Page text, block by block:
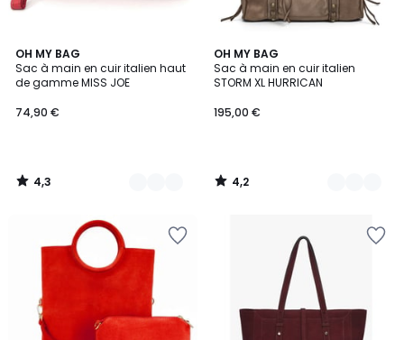
OH MY BAG
Sac à main en cuir italien haut
de gamme MISS JOE
74,90 €
4,3
/ 5
15
Couleurs
4,3
/
OH MY BAG
Sac à main en cuir italien
STORM XL HURRICAN
195,00 €
4,2
/ 5
14
Couleurs
4,2
/